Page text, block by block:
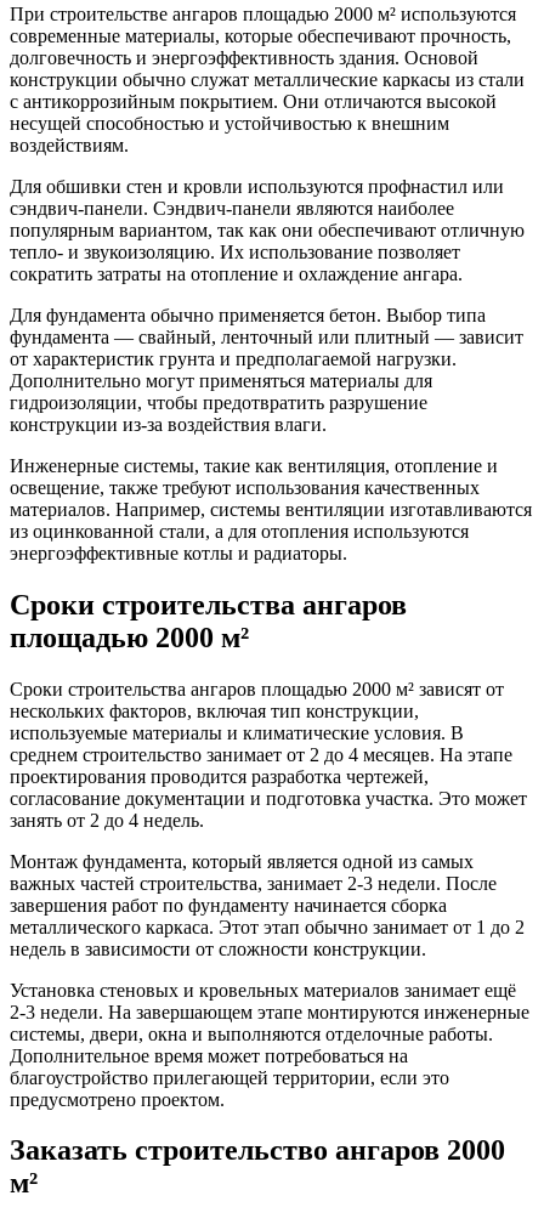
При строительстве ангаров площадью 2000 м² используются
современные материалы, которые обеспечивают прочность,
долговечность и энергоэффективность здания. Основой
конструкции обычно служат металлические каркасы из стали
с антикоррозийным покрытием. Они отличаются высокой
несущей способностью и устойчивостью к внешним
воздействиям.
Для обшивки стен и кровли используются профнастил или
сэндвич-панели. Сэндвич-панели являются наиболее
популярным вариантом, так как они обеспечивают отличную
тепло- и звукоизоляцию. Их использование позволяет
сократить затраты на отопление и охлаждение ангара.
Для фундамента обычно применяется бетон. Выбор типа
фундамента — свайный, ленточный или плитный — зависит
от характеристик грунта и предполагаемой нагрузки.
Дополнительно могут применяться материалы для
гидроизоляции, чтобы предотвратить разрушение
конструкции из-за воздействия влаги.
Инженерные системы, такие как вентиляция, отопление и
освещение, также требуют использования качественных
материалов. Например, системы вентиляции изготавливаются
из оцинкованной стали, а для отопления используются
энергоэффективные котлы и радиаторы.
Сроки строительства ангаров
площадью 2000 м²
Сроки строительства ангаров площадью 2000 м² зависят от
нескольких факторов, включая тип конструкции,
используемые материалы и климатические условия. В
среднем строительство занимает от 2 до 4 месяцев. На этапе
проектирования проводится разработка чертежей,
согласование документации и подготовка участка. Это может
занять от 2 до 4 недель.
Монтаж фундамента, который является одной из самых
важных частей строительства, занимает 2-3 недели. После
завершения работ по фундаменту начинается сборка
металлического каркаса. Этот этап обычно занимает от 1 до 2
недель в зависимости от сложности конструкции.
Установка стеновых и кровельных материалов занимает ещё
2-3 недели. На завершающем этапе монтируются инженерные
системы, двери, окна и выполняются отделочные работы.
Дополнительное время может потребоваться на
благоустройство прилегающей территории, если это
предусмотрено проектом.
Заказать строительство ангаров 2000
м²